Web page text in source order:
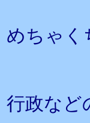
めちゃく
行政など